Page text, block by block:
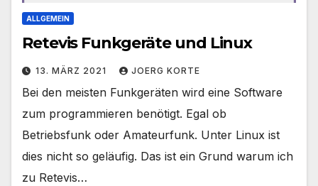
ALLGEMEIN
Retevis Funkgeräte und Linux
13. MÄRZ 2021 JOERG KORTE
Bei den meisten Funkgeräten wird eine Software
zum programmieren benötigt. Egal ob
Betriebsfunk oder Amateurfunk. Unter Linux ist
dies nicht so geläufig. Das ist ein Grund warum ich
zu Retevis…